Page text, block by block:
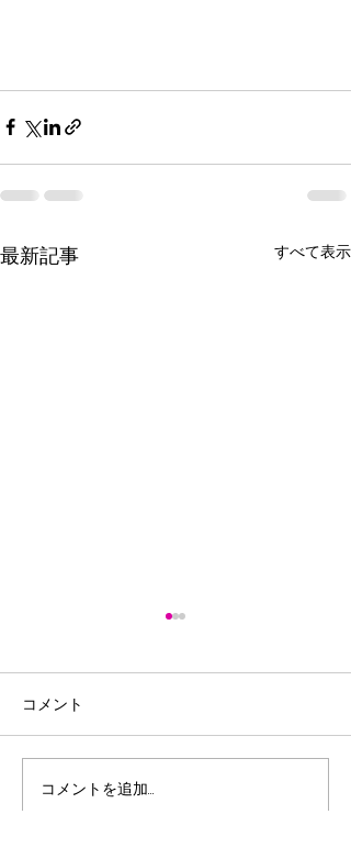
最新記事 すべて表示
第29回全日本選手権個人
コメント
コメントを追加…